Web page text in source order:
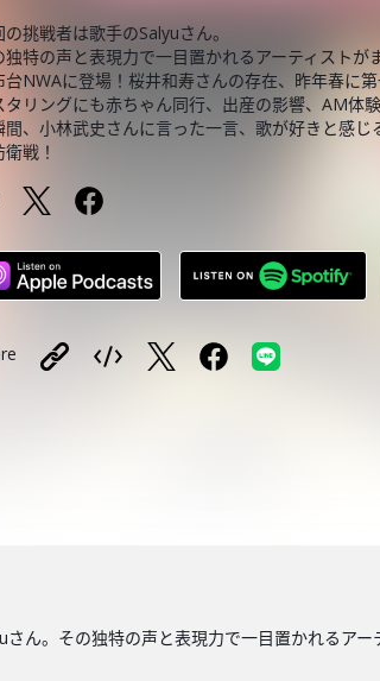
の挑戦者は歌手のSalyuさん。
独特の声と表現力で一目置かれるアーティストが
台NWAに登場！桜井和寿さんの存在、昨年春に第
タリングにも赤ちゃん同行、出産の影響、AM体
間、小林武史さんに言った一言、歌が好きと感
戦！
ん。その独特の声と表現力で一目置かれるア